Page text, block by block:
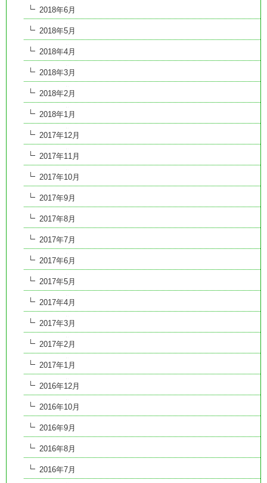
2018年6月
2018年5月
2018年4月
2018年3月
2018年2月
2018年1月
2017年12月
2017年11月
2017年10月
2017年9月
2017年8月
2017年7月
2017年6月
2017年5月
2017年4月
2017年3月
2017年2月
2017年1月
2016年12月
2016年10月
2016年9月
2016年8月
2016年7月